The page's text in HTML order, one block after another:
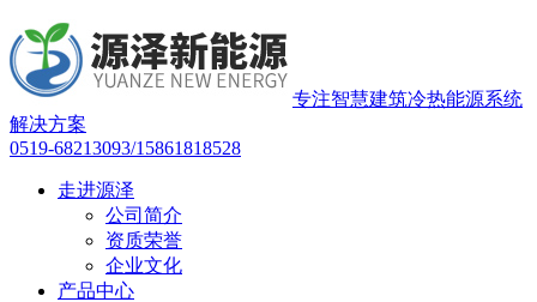
专注智慧建筑冷热能源系统
解决方案
0519-68213093/15861818528
走进源泽
公司简介
资质荣誉
企业文化
产品中心